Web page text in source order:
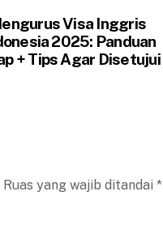
Visa Inggris
2025: Panduan
+ Tips Agar Disetujui
Ruas yang wajib ditandai *